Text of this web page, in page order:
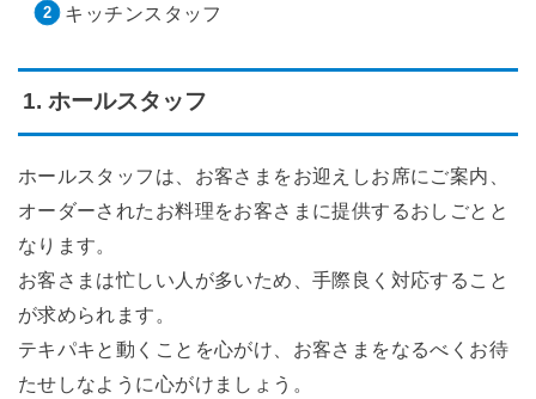
キッチンスタッフ
1. ホールスタッフ
ホールスタッフは、お客さまをお迎えしお席にご案内、
オーダーされたお料理をお客さまに提供するおしごとと
なります。
お客さまは忙しい人が多いため、手際良く対応すること
が求められます。
テキパキと動くことを心がけ、お客さまをなるべくお待
たせしなように心がけましょう。